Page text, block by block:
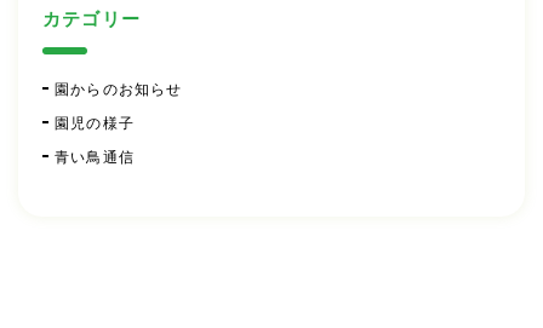
カテゴリー
園からのお知らせ
園児の様子
青い鳥通信